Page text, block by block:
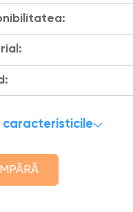
caracteristicile